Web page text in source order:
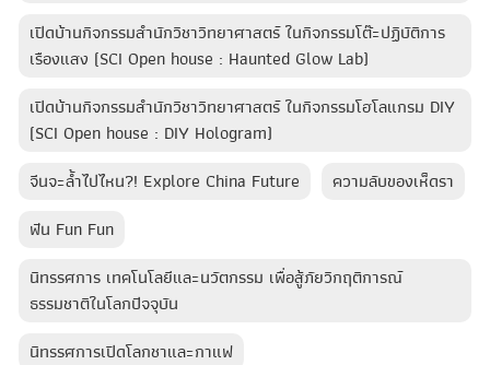
เปิดบ้านกิจกรรมสำนักวิชาวิทยาศาสตร์ ในกิจกรรมโต๊ะปฏิบัติการ
เรืองแสง (SCI Open house : Haunted Glow Lab)
เปิดบ้านกิจกรรมสำนักวิชาวิทยาศาสตร์ ในกิจกรรมโฮโลแกรม DIY
(SCI Open house : DIY Hologram)
จีนจะล้ำไปไหน?! Explore China Future
ความลับของเห็ดรา
ฟัน Fun Fun
นิทรรศการ เทคโนโลยีและนวัตกรรม เพื่อสู้ภัยวิกฤติการณ์
ธรรมชาติในโลกปัจจุบัน
นิทรรศการเปิดโลกชาและกาแฟ